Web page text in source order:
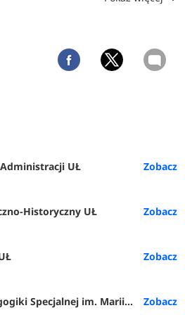
UŁ
Historyczny UŁ
im. Marii Grzegorzewskiej w Warszawie